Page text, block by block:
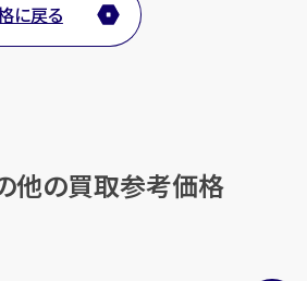
に戻る
の他の買取参考価格